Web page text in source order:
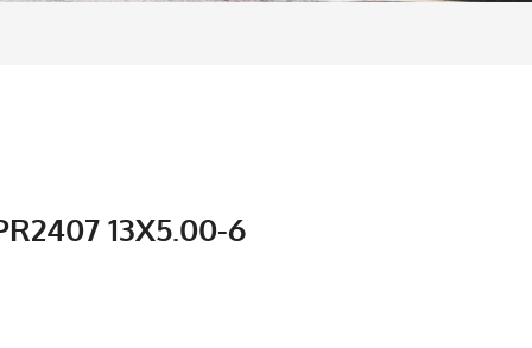
13X5.00-6